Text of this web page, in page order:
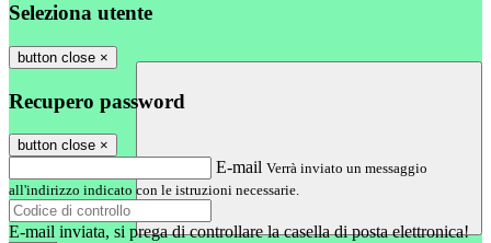
Seleziona utente
button close ×
Recupero password
button close ×
E-mail Verrà inviato un messaggio
all'indirizzo indicato con le istruzioni necessarie.
E-mail inviata, si prega di controllare la casella di posta elettronica!